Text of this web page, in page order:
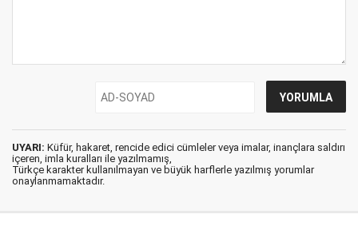
UYARI: Küfür, hakaret, rencide edici cümleler veya imalar, inançlara saldırı
içeren, imla kuralları ile yazılmamış,
Türkçe karakter kullanılmayan ve büyük harflerle yazılmış yorumlar
onaylanmamaktadır.